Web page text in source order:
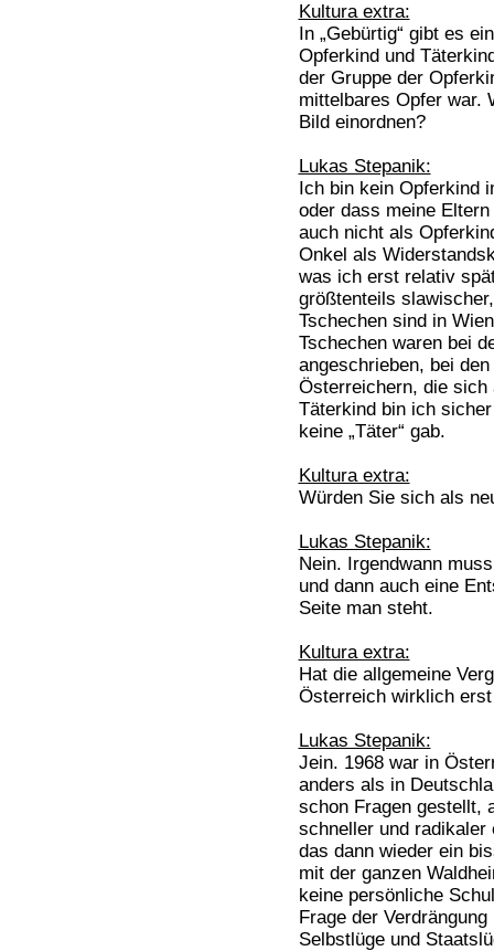
Kultura extra:
In „Gebürtig“ gibt es
Opferkind und
der Gruppe der
mittelbares Opfer war.
Bild einordnen?
Lukas Stepanik:
Ich bin kein Opferkind
oder dass meine
auch nicht als
Onkel als
was ich erst relativ
größtenteils
Tschechen sind in
Tschechen waren bei
angeschrieben, bei
Österreichern, die sich
Täterkind bin ich
keine „Täter“ gab.
Kultura extra:
Würden Sie sich als
Lukas Stepanik:
Nein. Irgendwann
und dann auch eine
Seite man steht.
Kultura extra:
Hat die allgemeine
Österreich wirklich
Lukas Stepanik:
Jein. 1968 war in
anders als in
schon Fragen gestellt,
schneller und
das dann wieder ein
mit der ganzen
keine persönliche
Frage der
Selbstlüge und